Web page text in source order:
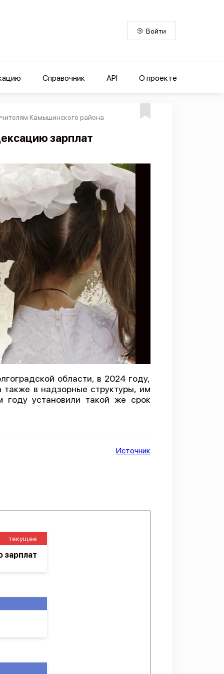
Войти
Справочник API О проекте
Камышинского района
зарплат
области, в 2024 году,
в надзорные структуры, им
году установили такой же срок
Источник
текущее
зарплат